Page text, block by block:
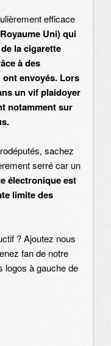
efficace
Uni) qui
la cigarette
à des
envoyés. Lors
un vif plaidoyer
notamment sur
reçus.
sachez
serré car un
électronique est
limite des
? Ajoutez nous
fan de notre
logos à gauche de